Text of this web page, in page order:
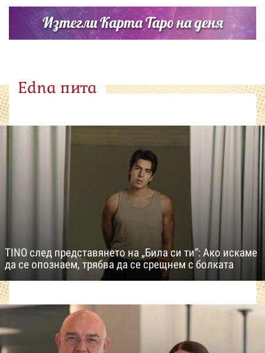
Изтегли Карта Таро на деня
Edna пита
TINO след представянето на „Била си ти“: Ако искаме
да се опознаем, трябва да се срещнем с болката